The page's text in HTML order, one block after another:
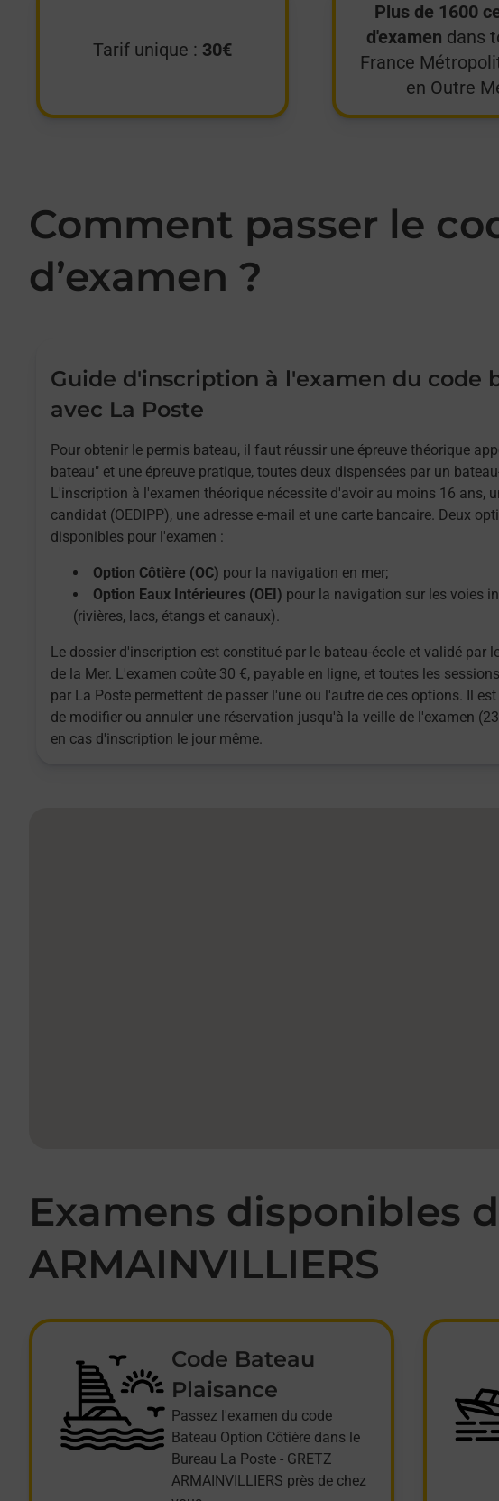
Tarif unique : 30€
Plus de 1600
d'examen dans
France
en Outre
Comment passer le
d’examen ?
Guide d'inscription à l'examen du code
avec La Poste
Pour obtenir le permis bateau, il faut réussir une épreuve théorique
bateau" et une épreuve pratique, toutes deux dispensées par un
L'inscription à l'examen théorique nécessite d'avoir au moins 16 ans,
candidat (OEDIPP), une adresse e-mail et une carte bancaire. Deux
disponibles pour l'examen :
Option Côtière (OC) pour la navigation en mer;
Option Eaux Intérieures (OEI) pour la navigation sur les voies
(rivières, lacs, étangs et canaux).
Le dossier d'inscription est constitué par le bateau-école et validé par
de la Mer. L'examen coûte 30 €, payable en ligne, et toutes les
par La Poste permettent de passer l'une ou l'autre de ces options. Il
de modifier ou annuler une réservation jusqu'à la veille de l'examen
en cas d'inscription le jour même.
Examens disponibles
ARMAINVILLIERS
Code Bateau
Plaisance
Passez l'examen du code
Bateau Option Côtière dans le
Bureau La Poste - GRETZ
ARMAINVILLIERS près de chez